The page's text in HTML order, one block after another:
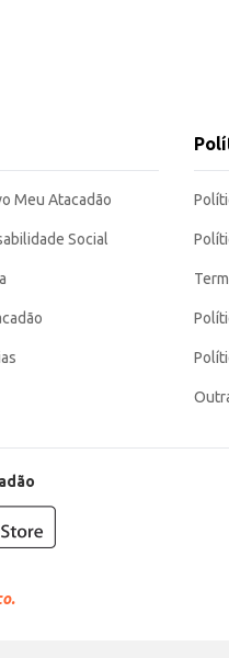
Meu Atacadão
Social